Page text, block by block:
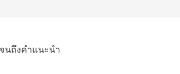
นถึงคำแนะนำ